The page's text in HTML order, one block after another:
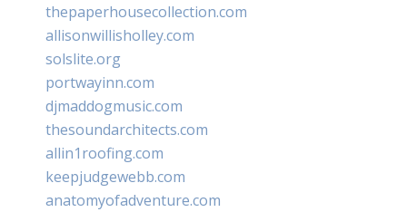
thepaperhousecollection.com
allisonwillisholley.com
solslite.org
portwayinn.com
djmaddogmusic.com
thesoundarchitects.com
allin1roofing.com
keepjudgewebb.com
anatomyofadventure.com